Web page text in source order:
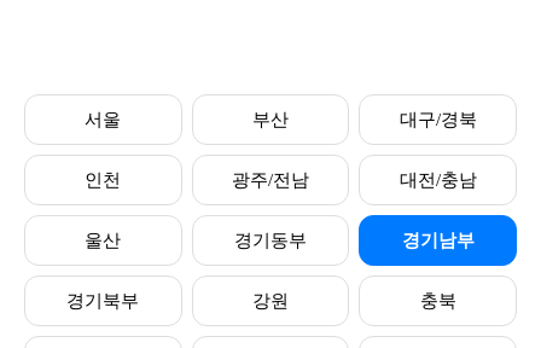
서울 부산 대구/경북
인천 광주/전남 대전/충남
울산 경기동부 경기남부
경기북부 강원 충북